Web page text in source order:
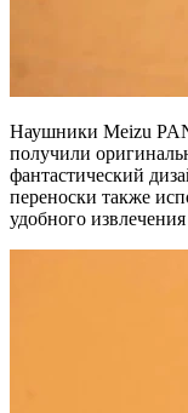
Наушники Meizu
получили
фантастический
переноски также
удобного